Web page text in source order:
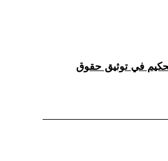
في توثيق حقوق